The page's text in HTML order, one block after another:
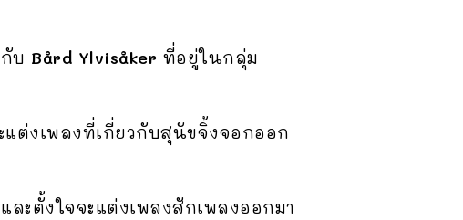
กับ Bård Ylvisåker ที่อยู่ในกลุ่ม
แต่งเพลงที่เกี่ยวกับสุนัขจิ้งจอกออก
ละตั้งใจจะแต่งเพลงสักเพลงออกมา